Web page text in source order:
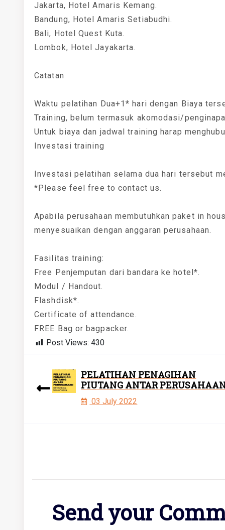
Jakarta, Hotel Amaris Kemang.
Bandung, Hotel Amaris Setiabudhi.
Bali, Hotel Quest Kuta.
Lombok, Hotel Jayakarta.
Catatan
Waktu pelatihan Dua+1* hari dengan Biaya
Training, belum termasuk akomodasi/
Untuk biaya dan jadwal training harap
Investasi training
Investasi pelatihan selama dua hari tersebut
*Please feel free to contact us.
Apabila perusahaan membutuhkan paket in
menyesuaikan dengan anggaran perusahaan.
Fasilitas training:
Free Penjemputan dari bandara ke hotel*.
Modul / Handout.
Flashdisk*.
Certificate of attendance.
FREE Bag or bagpacker.
Post Views: 430
PELATIHAN PENAGIHAN
PIUTANG ANTAR
03 July 2022
Send your